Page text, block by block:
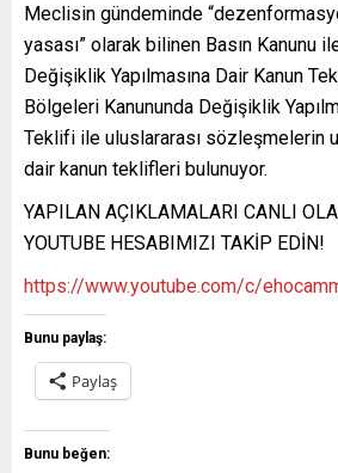
Meclisin gündeminde
yasası” olarak bilinen Basın Kanunu
Değişiklik Yapılmasına Dair Kanun
Bölgeleri Kanununda Değişiklik
Teklifi ile uluslararası sözleşmelerin
dair kanun teklifleri bulunuyor.
YAPILAN AÇIKLAMALARI CANLI
YOUTUBE HESABIMIZI TAKİP EDİN!
https://www.youtube.com/c/
Bunu paylaş:
Paylaş
Bunu beğen: